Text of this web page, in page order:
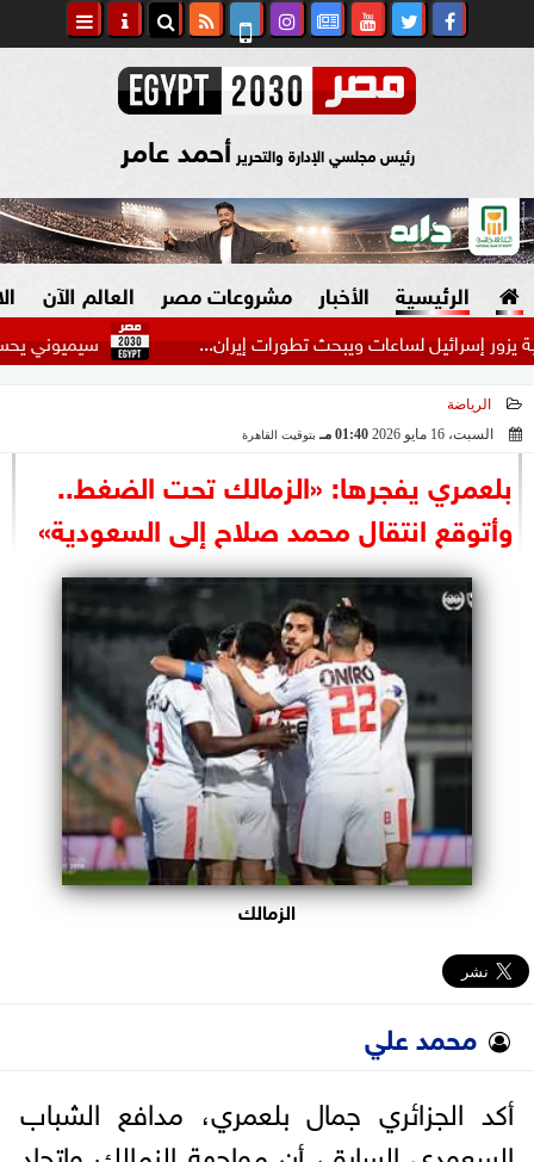
رئيس مجلسي الإدارة والتحرير أحمد عامر
الرئيسية الأخبار
السياسة
الرئاسة
البرلمان
الوزارات
الأحزاب
مشروعات مصر العالم الآن
سيميوني يحسم موقفه لساعات ويبحث تطورات إيران...
الرياضة
السبت، 16 مايو 2026
01:40 مـ بتوقيت القاهرة
بلعمري يفجرها: «الزمالك تحت الضغط..
وأتوقع انتقال محمد صلاح إلى السعودية»
الزمالك
محمد علي
أكد الجزائري جمال بلعمري، مدافع الشباب